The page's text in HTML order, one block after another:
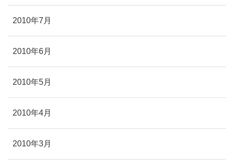
2010年7月
2010年6月
2010年5月
2010年4月
2010年3月